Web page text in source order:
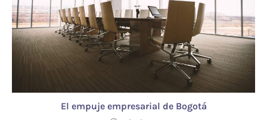
El empuje empresarial de Bogotá